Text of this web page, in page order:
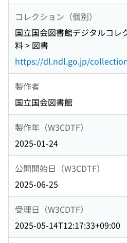
コレクション（個別）
国立国会図書館デジタルコレ
料 > 図書
https://dl.ndl.go.jp/
製作者
国立国会図書館
製作年（W3CDTF）
2025-01-24
公開開始日（W3CDTF）
2025-06-25
受理日（W3CDTF）
2025-05-14T12:17:33+09:00